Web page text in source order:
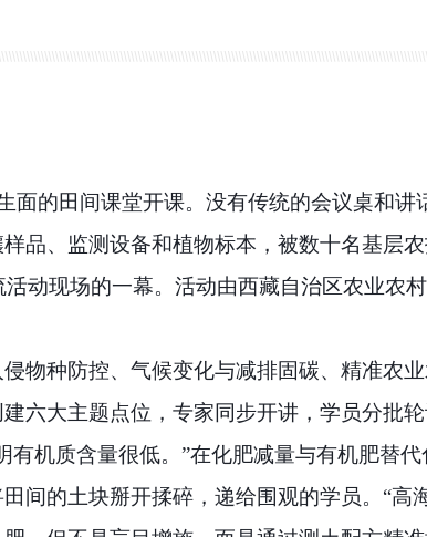
面的田间课堂开课。没有传统的会议桌和讲
品、监测设备和植物标本，被数十名基层农
动现场的一幕。活动由西藏自治区农业农
物种防控、气候变化与减排固碳、精准农
六大主题点位，专家同步开讲，学员分批轮
机质含量很低。”在化肥减量与有机肥替
间的土块掰开揉碎，递给围观的学员。“高